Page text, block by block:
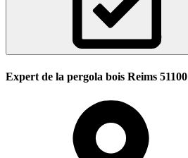
Expert de la pergola bois Reims 51100